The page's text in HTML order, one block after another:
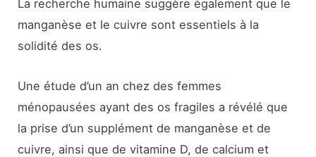
La recherche humaine suggère également que le
manganèse et le cuivre sont essentiels à la
solidité des os.
Une étude d’un an chez des femmes
ménopausées ayant des os fragiles a révélé que
la prise d’un supplément de manganèse et de
cuivre, ainsi que de vitamine D, de calcium et